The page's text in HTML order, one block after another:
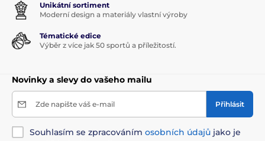
Unikátní sortiment
Moderní design a materiály vlastní výroby
Tématické edice
Výběr z více jak 50 sportů a příležitostí.
Novinky a slevy do vašeho mailu
Zde napište váš e-mail Přihlásit
Souhlasím se zpracováním osobních údajů jako je